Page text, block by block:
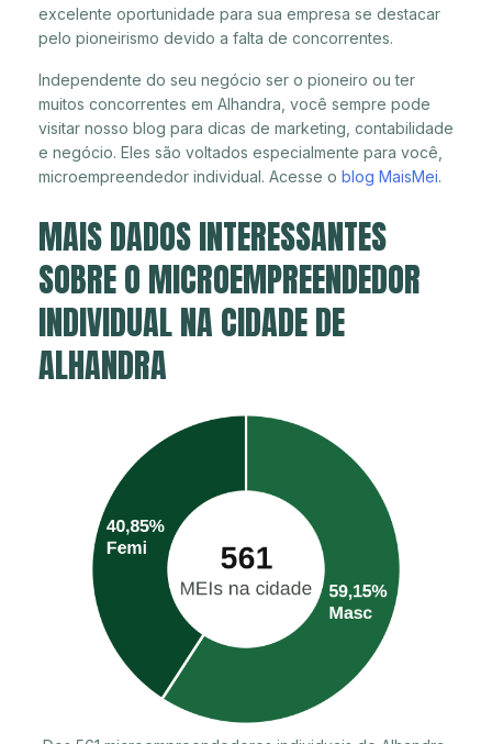
excelente oportunidade para sua empresa se destacar
pelo pioneirismo devido a falta de concorrentes.
Independente do seu negócio ser o pioneiro ou ter
muitos concorrentes em Alhandra, você sempre pode
visitar nosso blog para dicas de marketing, contabilidade
e negócio. Eles são voltados especialmente para você,
microempreendedor individual. Acesse o blog MaisMei.
MAIS DADOS INTERESSANTES
SOBRE O MICROEMPREENDEDOR
INDIVIDUAL NA CIDADE DE
ALHANDRA